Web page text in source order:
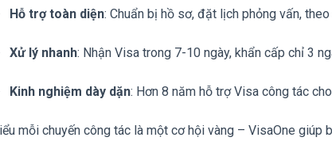
Hỗ trợ toàn diện: Chuẩn bị hồ sơ, đặt lịch phỏng vấn,
Xử lý nhanh: Nhận Visa trong 7-10 ngày, khẩn cấp chỉ 3
Kinh nghiệm dày dặn: Hơn 8 năm hỗ trợ Visa công tác
mỗi chuyến công tác là một cơ hội vàng – VisaOne